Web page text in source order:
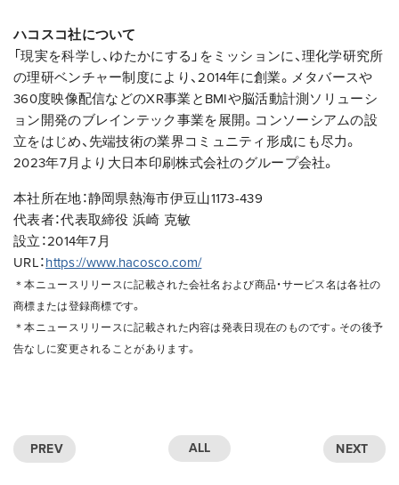
ハコスコ社について
「現実を科学し、ゆたかにする」をミッションに、理化学研究所
の理研ベンチャー制度により、2014年に創業。メタバースや
360度映像配信などのXR事業とBMIや脳活動計測ソリューシ
ョン開発のブレインテック事業を展開。コンソーシアムの設
立をはじめ、先端技術の業界コミュニティ形成にも尽力。
2023年7月より大日本印刷株式会社のグループ会社。
本社所在地：静岡県熱海市伊豆山1173-439
代表者：代表取締役 浜崎 克敏
設立：2014年7月
URL：https://www.hacosco.com/
＊本ニュースリリースに記載された会社名および商品・サービス名は各社の
商標または登録商標です。
＊本ニュースリリースに記載された内容は発表日現在のものです。その後予
告なしに変更されることがあります。
PREV ALL NEXT